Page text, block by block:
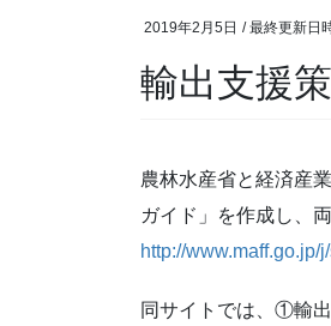
2019年2月5日 / 最終更新日
輸出支援
農林水産省と経済産
ガイド」を作成し、
http://www.maff.go.jp/
同サイトでは、①輸